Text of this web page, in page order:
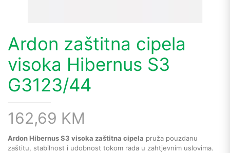
Ardon zaštitna cipela
visoka Hibernus S3
G3123/44
162,69 KM
Ardon Hibernus S3 visoka zaštitna cipela pruža pouzdanu
zaštitu, stabilnost i udobnost tokom rada u zahtjevnim uslovima.